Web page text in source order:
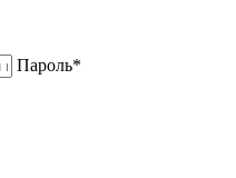
Пароль*